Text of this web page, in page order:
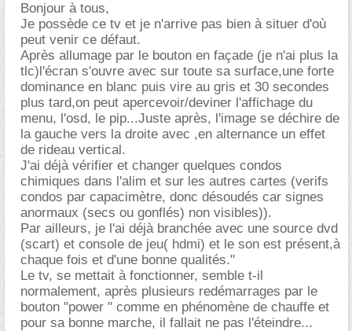
Bonjour à tous,
Je possède ce tv et je n'arrive pas bien à situer d'où
peut venir ce défaut.
Après allumage par le bouton en façade (je n'ai plus la
tlc)l'écran s'ouvre avec sur toute sa surface,une forte
dominance en blanc puis vire au gris et 30 secondes
plus tard,on peut apercevoir/deviner l'affichage du
menu, l'osd, le pip...Juste après, l'image se déchire de
la gauche vers la droite avec ,en alternance un effet
de rideau vertical.
J'ai déjà vérifier et changer quelques condos
chimiques dans l'alim et sur les autres cartes (verifs
condos par capacimètre, donc désoudés car signes
anormaux (secs ou gonflés) non visibles)).
Par ailleurs, je l'ai déjà branchée avec une source dvd
(scart) et console de jeu( hdmi) et le son est présent,à
chaque fois et d'une bonne qualités."
Le tv, se mettait à fonctionner, semble t-il
normalement, après plusieurs redémarrages par le
bouton "power " comme en phénomène de chauffe et
pour sa bonne marche, il fallait ne pas l'éteindre...